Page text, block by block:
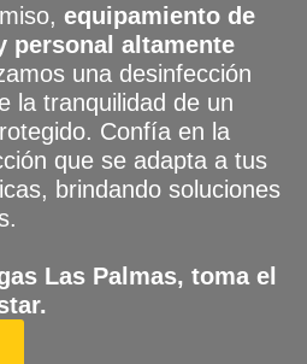
equipamiento de
personal altamente
una desinfección
la tranquilidad de un
Confía en la
que se adapta a tus
brindando soluciones
Las Palmas, toma el